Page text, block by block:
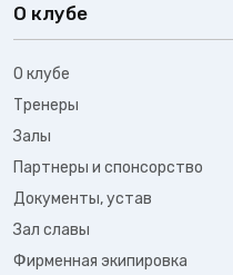
О клубе
О клубе
Тренеры
Залы
Партнеры и спонсорство
Документы, устав
Зал славы
Фирменная экипировка